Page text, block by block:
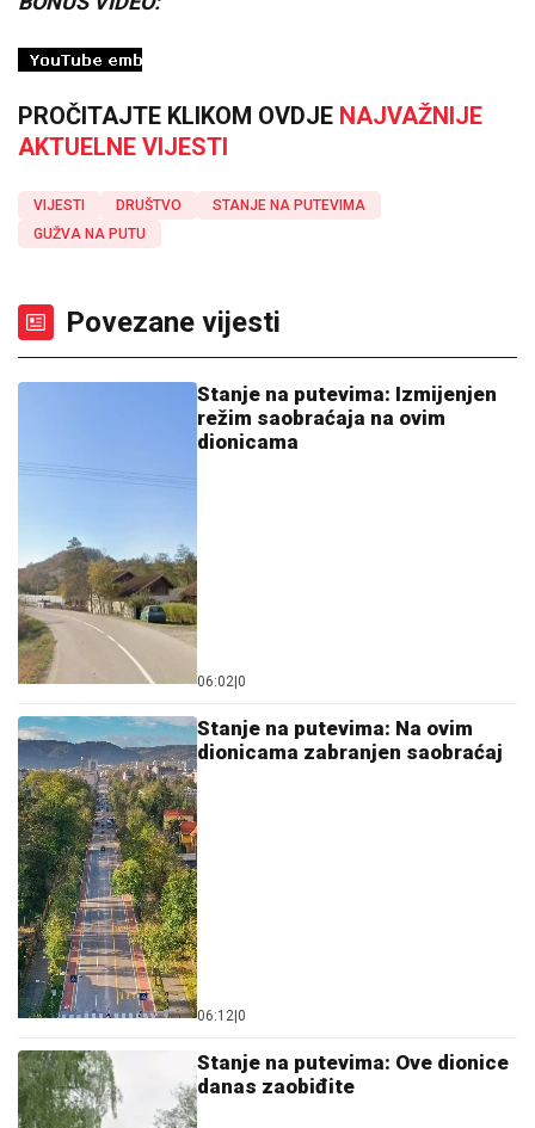
PROČITAJTE KLIKOM OVDJE NAJVAŽNIJE
AKTUELNE VIJESTI
VIJESTI DRUŠTVO
STANJE NA PUTEVIMA
GUŽVA NA PUTU
Povezane vijesti
Stanje na putevima: Izmijenjen
režim saobraćaja na ovim
dionicama
06:02 0
Stanje na putevima: Na ovim
dionicama zabranjen saobraćaj
06:12 0
Stanje na putevima: Ove dionice
danas zaobiđite